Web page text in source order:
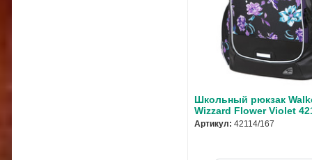
Школьный рюкзак
Wizzard Flower Violet
Артикул: 42114/167